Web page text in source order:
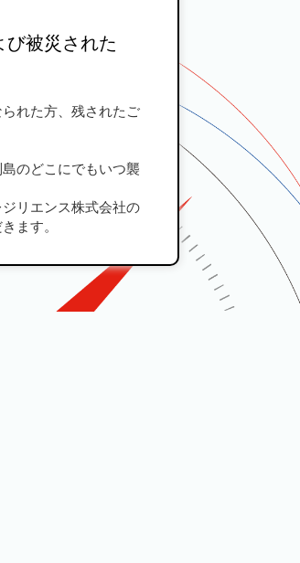
被災された
れた方、残されたご
のどこにでもいつ襲
リエンス株式会社の
ます。